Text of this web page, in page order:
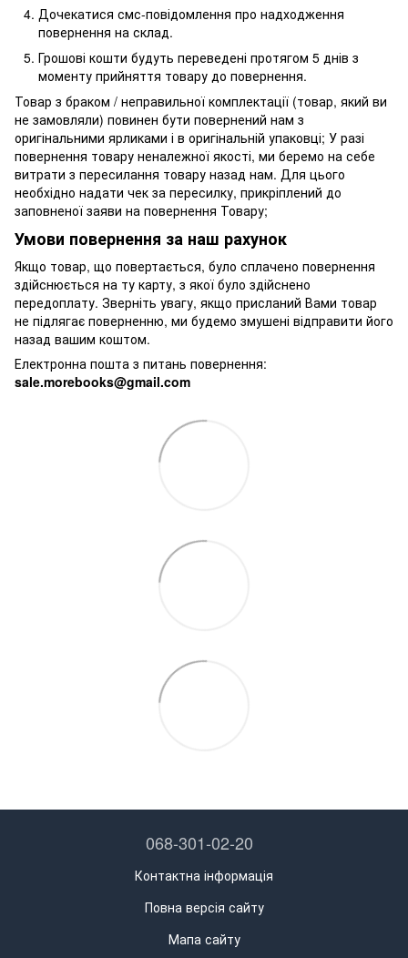
Дочекатися смс-повідомлення про надходження
повернення на склад.
Грошові кошти будуть переведені протягом 5 днів з
моменту прийняття товару до повернення.
Товар з браком / неправильної комплектації (товар, який ви
не замовляли) повинен бути повернений нам з
оригінальними ярликами і в оригінальній упаковці; У разі
повернення товару неналежної якості, ми беремо на себе
витрати з пересилання товару назад нам. Для цього
необхідно надати чек за пересилку, прикріплений до
заповненої заяви на повернення Товару;
Умови повернення за наш рахунок
Якщо товар, що повертається, було сплачено повернення
здійснюється на ту карту, з якої було здійснено
передоплату. Зверніть увагу, якщо присланий Вами товар
не підлягає поверненню, ми будемо змушені відправити його
назад вашим коштом.
Електронна пошта з питань повернення:
sale.morebooks@gmail.com
068-301-02-20
Контактна інформація
Повна версія сайту
Мапа сайту